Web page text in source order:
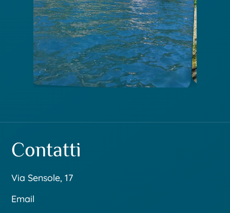
Contatti
Via Sensole, 17
Email